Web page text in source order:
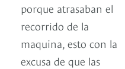
porque atrasaban el
recorrido de la
maquina, esto con la
excusa de que las